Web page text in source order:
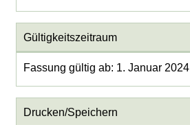
Gültigkeitszeitraum
Fassung gültig ab: 1. Januar 2024
Drucken/Speichern